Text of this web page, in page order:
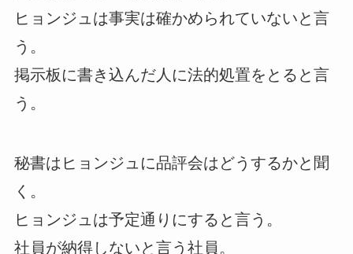
ヒョンジュは事実は確かめられていないと言
う。
掲示板に書き込んだ人に法的処置をとると言
う。
秘書はヒョンジュに品評会はどうするかと聞
く。
ヒョンジュは予定通りにすると言う。
社員が納得しないと言う社員。